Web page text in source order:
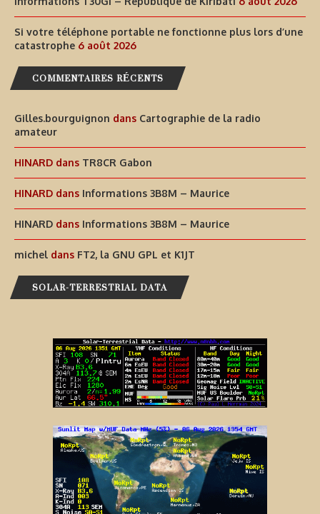
Si votre téléphone portable ne fonctionne plus lors d’une
catastrophe 6 août 2026
COMMENTAIRES RÉCENTS
Gilles.bourguignon dans Cartographie de la radio
amateur
HINARD dans TR8CR Gabon
HINARD dans Informations 3B8M – Maurice
HINARD dans Informations 3B8M – Maurice
michel dans FT2, la GNU GPL et K1JT
SOLAR-TERRESTRIAL DATA